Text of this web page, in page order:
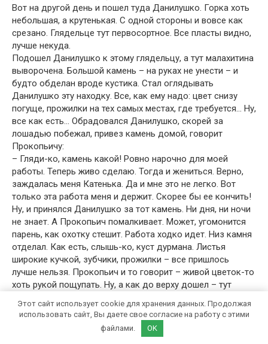
Вот на другой день и пошел туда Данилушко. Горка хоть
небольшая, а крутенькая. С одной стороны и вовсе как
срезано. Глядельце тут первосортное. Все пласты видно,
лучше некуда.
Подошел Данилушко к этому глядельцу, а тут малахитина
выворочена. Большой камень – на руках не унести – и
будто обделан вроде кустика. Стал оглядывать
Данилушко эту находку. Все, как ему надо: цвет снизу
погуще, прожилки на тех самых местах, где требуется… Ну,
все как есть… Обрадовался Данилушко, скорей за
лошадью побежал, привез камень домой, говорит
Прокопьичу:
– Гляди-ко, камень какой! Ровно нарочно для моей
работы. Теперь живо сделаю. Тогда и жениться. Верно,
заждалась меня Катенька. Да и мне это не легко. Вот
только эта работа меня и держит. Скорее бы ее кончить!
Ну, и принялся Данилушко за тот камень. Ни дня, ни ночи
не знает. А Прокопьич помалкивает. Может, угомонится
парень, как охотку стешит. Работа ходко идет. Низ камня
отделал. Как есть, слышь-ко, куст дурмана. Листья
широкие кучкой, зубчики, прожилки – все пришлось
лучше нельзя. Прокопьич и то говорит – живой цветок-то
хоть рукой пощупать. Ну, а как до верху дошел – тут
тонехоньки – как только держатся! Чашку, как у дурман-
цветка, а не то… Не живой стал и красоту потерял.
Данилушко тут и сна лишился. Сидит над этой своей
Этот сайт использует cookie для хранения данных. Продолжая
использовать сайт, Вы даете свое согласие на работу с этими
файлами.
OK